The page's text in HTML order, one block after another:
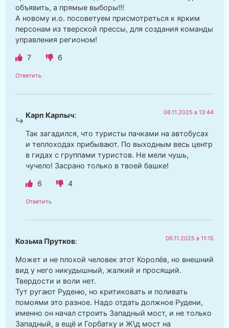
объявить, а прямые выборы!!!
А новому и.о. посоветуем присмотреться к ярким
персонам из тверской прессы, для создания команды
управления регионом!
7 6
Ответить
Карп Карпыч: 06.11.2025 в 13:44
Так загадился, что туристы пачками на автобусах
и теплоходах прибывают. По выходным весь центр
в гидах с группами туристов. Не мели чушь,
чучело! Засрано только в твоей башке!
6 4
Ответить
Козьма Прутков: 06.11.2025 в 11:15
Может и не плохой человек этот Королёв, но внешний
вид у него никудышный, жалкий и просящий.
Твердости и воли нет.
Тут ругают Руденю, но критиковать и поливать
помоями это разное. Надо отдать должное Рудени,
именно он начал строить Западный мост, и не только
Западный, а ещё и Горбатку и Ж\д мост на